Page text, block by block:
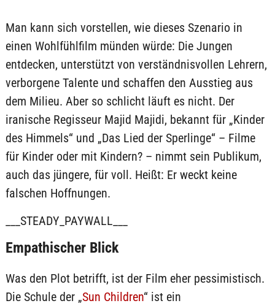
Man kann sich vorstellen, wie dieses Szenario in
einen Wohlfühlfilm münden würde: Die Jungen
entdecken, unterstützt von verständnisvollen Lehrern,
verborgene Talente und schaffen den Ausstieg aus
dem Milieu. Aber so schlicht läuft es nicht. Der
iranische Regisseur Majid Majidi, bekannt für „Kinder
des Himmels“ und „Das Lied der Sperlinge“ – Filme
für Kinder oder mit Kindern? – nimmt sein Publikum,
auch das jüngere, für voll. Heißt: Er weckt keine
falschen Hoffnungen.
___STEADY_PAYWALL___
Empathischer Blick
Was den Plot betrifft, ist der Film eher pessimistisch.
Die Schule der „Sun Children“ ist ein